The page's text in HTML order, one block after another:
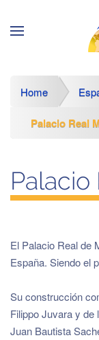
Home
Palacio Real
Palacio
El Palacio Real de
España. Siendo el
Su construcción
Filippo Juvara y
Juan Bautista